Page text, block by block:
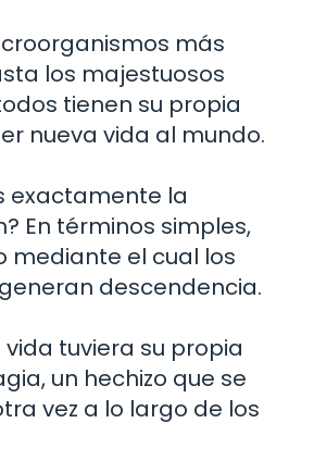
más
los majestuosos
tienen su propia
nueva vida al mundo.
exactamente la
En términos simples,
mediante el cual los
descendencia.
vida tuviera su propia
un hechizo que se
vez a lo largo de los